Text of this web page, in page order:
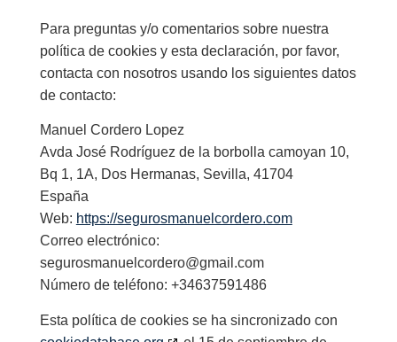
Para preguntas y/o comentarios sobre nuestra
política de cookies y esta declaración, por favor,
contacta con nosotros usando los siguientes datos
de contacto:
Manuel Cordero Lopez
Avda José Rodríguez de la borbolla camoyan 10,
Bq 1, 1A, Dos Hermanas, Sevilla, 41704
España
Web: https://segurosmanuelcordero.com
Correo electrónico:
segurosmanuelcordero@gmail.com
Número de teléfono: +34637591486
Esta política de cookies se ha sincronizado con